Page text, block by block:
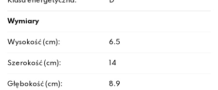
Wymiary
Wysokość (cm): 6.5
Szerokość (cm): 14
Głębokość (cm): 8.9